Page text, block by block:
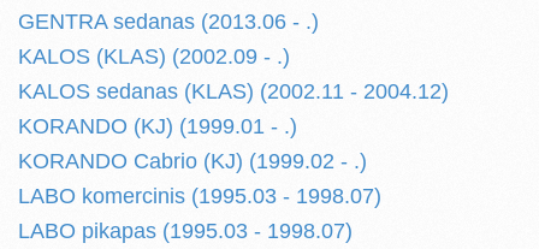
GENTRA sedanas (2013.06 - .)
KALOS (KLAS) (2002.09 - .)
KALOS sedanas (KLAS) (2002.11 - 2004.12)
KORANDO (KJ) (1999.01 - .)
KORANDO Cabrio (KJ) (1999.02 - .)
LABO komercinis (1995.03 - 1998.07)
LABO pikapas (1995.03 - 1998.07)